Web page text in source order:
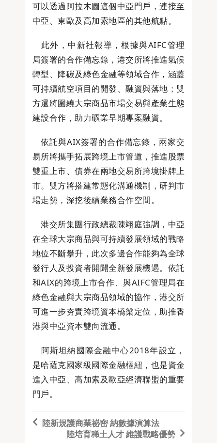
可以透過阿拉木圖這個中亞門戶，連接至
中亞、東歐及高加索地區的其他航點。
此外，中新社報導，根據與AIFC管理
局簽署的合作備忘錄，港交所將推進氣候
轉型、降碳及綠色金融等領域合作，涵蓋
可持續航空項目的開發、融資與落地；雙
方還將圍繞大宗商品市場交易與產業生態
建設合作，助力礦業早期專案融資。
依託與AIX簽署的合作備忘錄，兩家交
易所將攜手拓展跨境上市管道，推進股票
雙重上市、債券在兩地交易所跨境掛牌上
市。雙方將搭建常態化溝通機制，研判市
場走勢，深挖後續業務合作空間。
港交所集團行政總裁陳翊庭強調，中亞
在全球大宗商品與可持續發展領域的戰略
地位不斷攀升，此次多邊合作能夠為全球
發行人及投資者開闢全新發展機遇。依託
和AIX的跨境上市合作、與AIFC管理局在
綠色金融與大宗商品領域的協作，港交所
可進一步夯實跨境資本橋梁定位，助推香
港與中亞資本雙向流通。
阿斯坦納國際金融中心2018年設立，
是哈薩克國家級國際金融樞紐，也是資金
進入中亞、高加索及歐亞經濟聯盟的重要
門戶。
陸新規護商業祕密 納數據演算法
陸培育稀土人才 維護戰略優勢